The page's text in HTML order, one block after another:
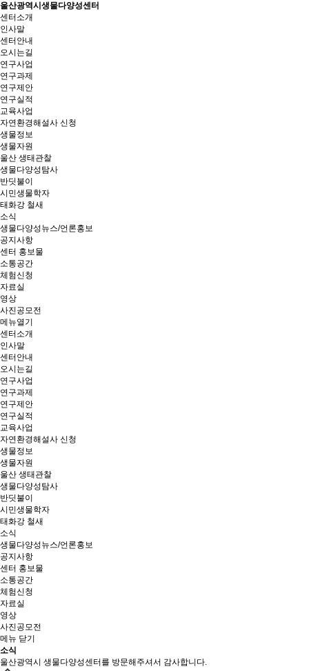
울산광역시생물다양성센터
센터소개
인사말
센터안내
오시는길
연구사업
연구과제
연구제안
연구실적
교육사업
자연환경해설사 신청
생물정보
생물자원
울산 생태관찰
생물다양성탐사
반딧불이
시민생물학자
태화강 철새
소식
생물다양성뉴스/언론홍보
공지사항
센터 홍보물
소통공간
체험신청
자료실
영상
사진공모전
메뉴열기
센터소개
인사말
센터안내
오시는길
연구사업
연구과제
연구제안
연구실적
교육사업
자연환경해설사 신청
생물정보
생물자원
울산 생태관찰
생물다양성탐사
반딧불이
시민생물학자
태화강 철새
소식
생물다양성뉴스/언론홍보
공지사항
센터 홍보물
소통공간
체험신청
자료실
영상
사진공모전
메뉴 닫기
소식
울산광역시 생물다양성센터를 방문해주셔서 감사합니다.